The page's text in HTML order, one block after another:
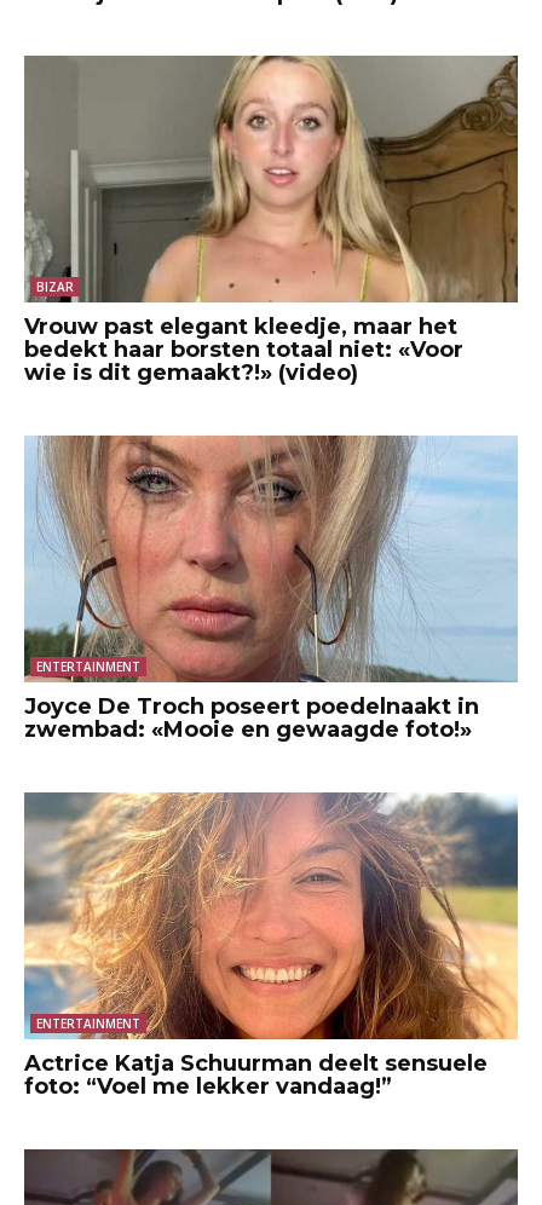
BIZAR
Vrouw past elegant kleedje, maar het
bedekt haar borsten totaal niet: «Voor
wie is dit gemaakt?!» (video)
ENTERTAINMENT
Joyce De Troch poseert poedelnaakt in
zwembad: «Mooie en gewaagde foto!»
ENTERTAINMENT
Actrice Katja Schuurman deelt sensuele
foto: “Voel me lekker vandaag!”